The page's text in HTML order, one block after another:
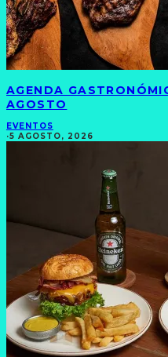
AGENDA
AGOSTO
EVENTOS
·5 AGOSTO, 2026